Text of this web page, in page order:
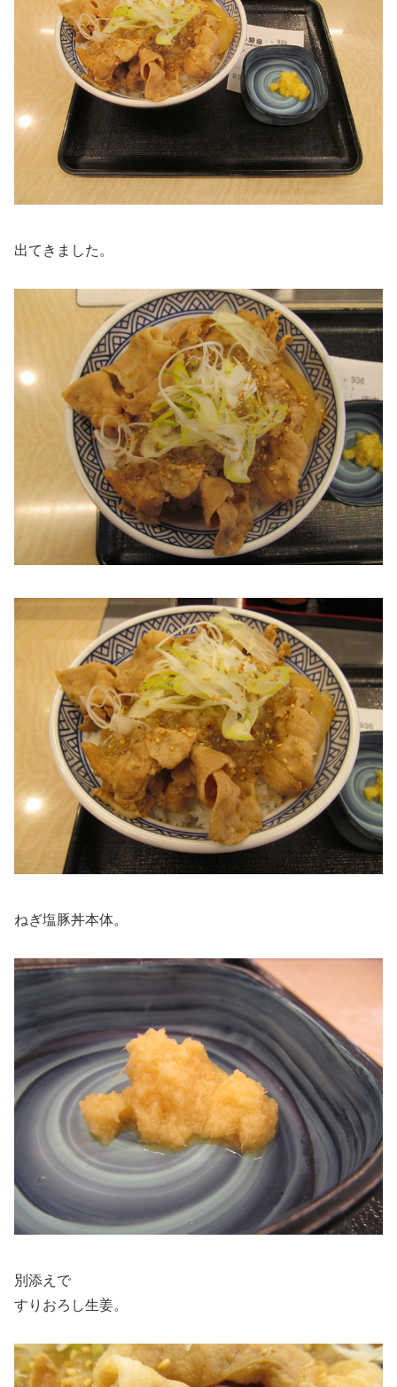
出てきました。
ねぎ塩豚丼本体。
別添えで
すりおろし生姜。